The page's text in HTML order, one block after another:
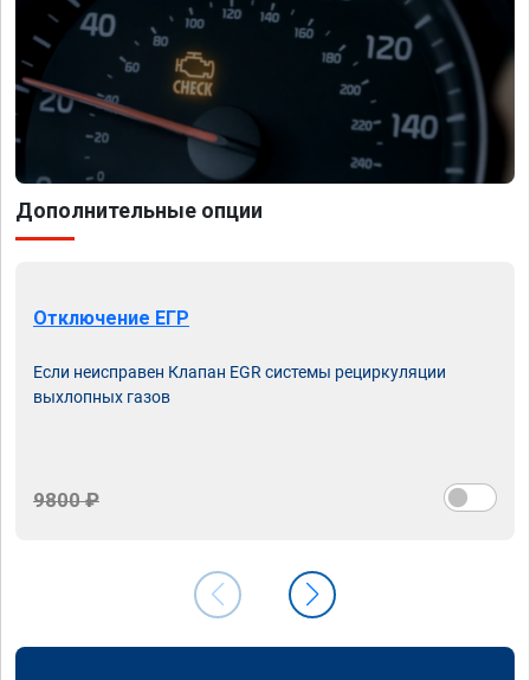
Дополнительные опции
Отключение ЕГР
Если неисправен Клапан EGR системы рециркуляции
выхлопных газов
9800 ₽